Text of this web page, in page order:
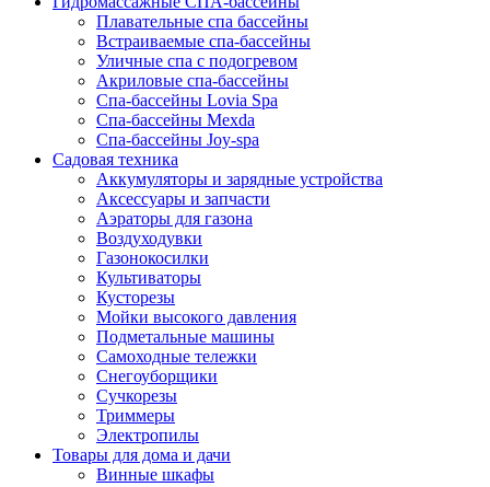
Плавательные спа бассейны
Встраиваемые спа-бассейны
Уличные спа с подогревом
Акриловые спа-бассейны
Спа-бассейны Lovia Spa
Спа-бассейны Mexda
Спа-бассейны Joy-spa
Садовая техника
Аккумуляторы и зарядные устройства
Аксессуары и запчасти
Аэраторы для газона
Воздуходувки
Газонокосилки
Культиваторы
Кусторезы
Мойки высокого давления
Подметальные машины
Самоходные тележки
Снегоуборщики
Сучкорезы
Триммеры
Электропилы
Товары для дома и дачи
Винные шкафы